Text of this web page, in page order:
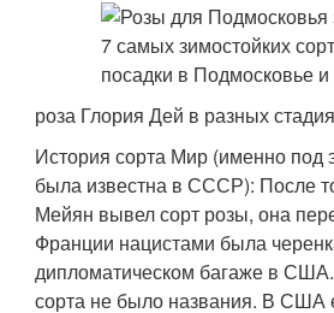
роза Глория Дей в разных
История сорта Мир (именно под
была известна в СССР): После
Мейян вывел сорт розы, она
Франции нацистами была
дипломатическом багаже в
сорта не было названия. В США